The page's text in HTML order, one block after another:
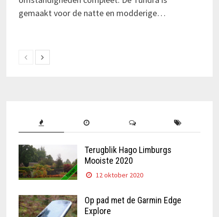
gemaakt voor de natte en modderige…
Terugblik Hago Limburgs
Mooiste 2020
12 oktober 2020
Op pad met de Garmin Edge
Explore